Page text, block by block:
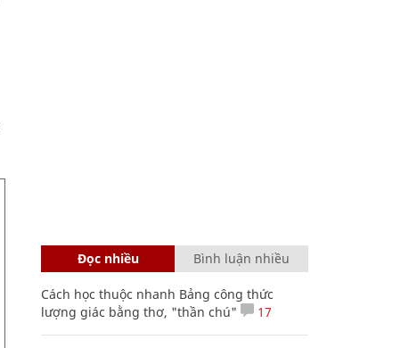
Đọc nhiều Bình luận nhiều
Cách học thuộc nhanh Bảng công thức
lượng giác bằng thơ, "thần chú"
17